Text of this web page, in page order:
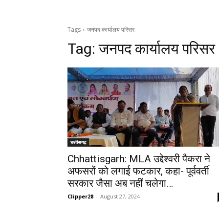
Tags जनपद कार्यालय परिसर
Tag:जनपद कार्यालय परिसर
छत्तीसगढ़
Chhattisgarh: MLA उद्देश्वरी पैकरा ने
अफसरों को लगाई फटकार, कहा- पूर्ववर्ती
सरकार जैसा अब नहीं चलेगा…
Clipper28 - August 27, 2024